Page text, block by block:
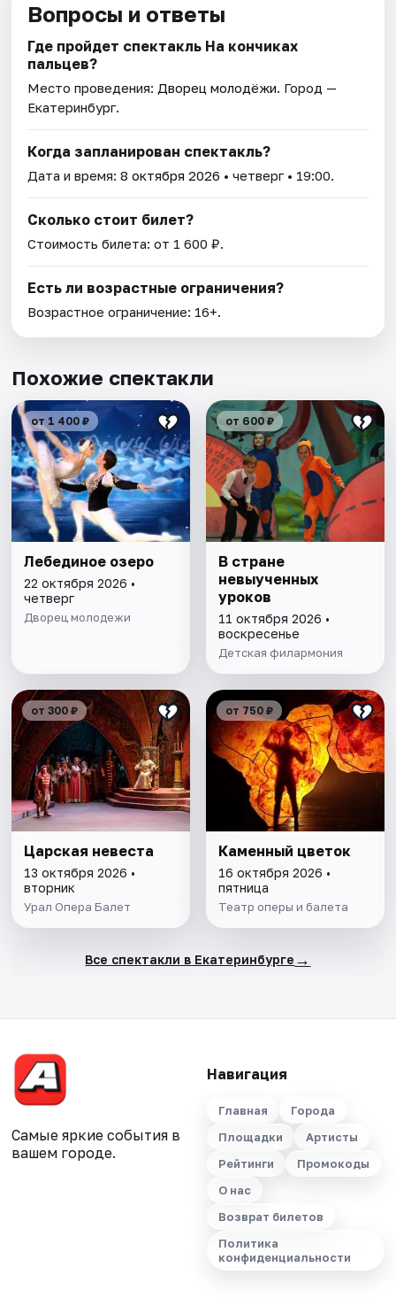
Вопросы и ответы
Где пройдет спектакль На кончиках
пальцев?
Место проведения: Дворец молодёжи. Город —
Екатеринбург.
Когда запланирован спектакль?
Дата и время:8 октября 2026 • четверг • 19:00.
Сколько стоит билет?
Стоимость билета: от 1 600 ₽.
Есть ли возрастные ограничения?
Возрастное ограничение: 16+.
Похожие спектакли
от 1 400 ₽
Лебединое озеро
22 октября 2026 •
четверг
Дворец молодежи
от 600 ₽
В стране
невыученных
уроков
11 октября 2026 •
воскресенье
Детская филармония
от 300 ₽
Царская невеста
13 октября 2026 •
вторник
Урал Опера Балет
от 750 ₽
Каменный цветок
16 октября 2026 •
пятница
Театр оперы и балета
Все спектакли в Екатеринбурге →
Самые яркие события в
вашем городе.
Навигация
Главная
Города
Площадки
Артисты
Рейтинги
Промокоды
О нас
Возврат билетов
Политика
конфиденциальности